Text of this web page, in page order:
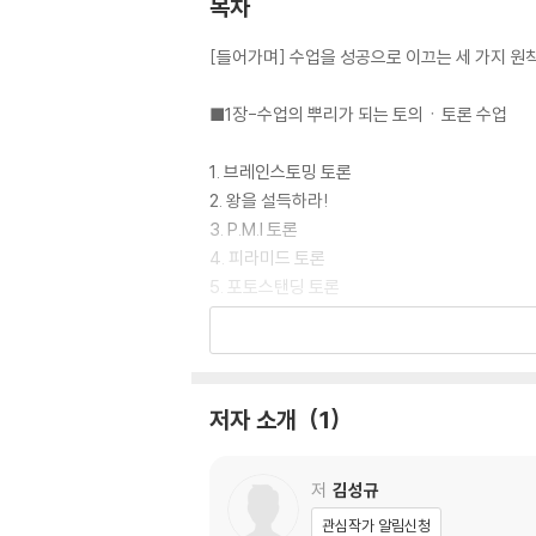
목차
[들어가며] 수업을 성공으로 이끄는 세 가지 원
■1장-수업의 뿌리가 되는 토의ㆍ토론 수업
1. 브레인스토밍 토론
2. 왕을 설득하라!
3. P.M.I 토론
4. 피라미드 토론
5. 포토스탠딩 토론
6. 모서리 토론
10. 질문틀 제공하기
저자 소개 1
저 김성규
관심작가 알림신청